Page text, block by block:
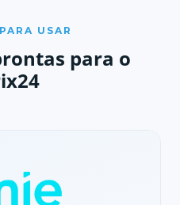
USAR
para o